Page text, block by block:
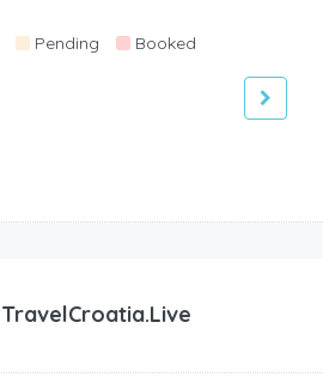
Pending Booked
TravelCroatia.Live